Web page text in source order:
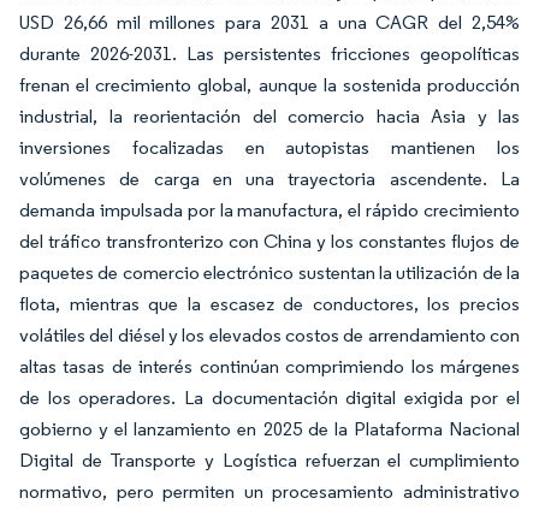
USD 26,66 mil millones para 2031 a una CAGR del 2,54%
durante 2026-2031. Las persistentes fricciones geopolíticas
frenan el crecimiento global, aunque la sostenida producción
industrial, la reorientación del comercio hacia Asia y las
inversiones focalizadas en autopistas mantienen los
volúmenes de carga en una trayectoria ascendente. La
demanda impulsada por la manufactura, el rápido crecimiento
del tráfico transfronterizo con China y los constantes flujos de
paquetes de comercio electrónico sustentan la utilización de la
flota, mientras que la escasez de conductores, los precios
volátiles del diésel y los elevados costos de arrendamiento con
altas tasas de interés continúan comprimiendo los márgenes
de los operadores. La documentación digital exigida por el
gobierno y el lanzamiento en 2025 de la Plataforma Nacional
Digital de Transporte y Logística refuerzan el cumplimiento
normativo, pero permiten un procesamiento administrativo